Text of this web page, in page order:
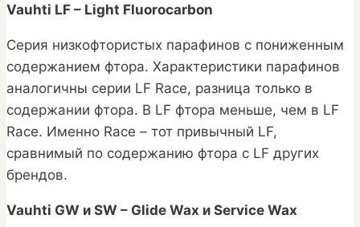
Vauhti LF – Light Fluorocarbon
Серия низкофтористых парафинов с пониженным
содержанием фтора. Характеристики парафинов
аналогичны серии LF Race, разница только в
содержании фтора. В LF фтора меньше, чем в LF
Race. Именно Race – тот привычный LF,
сравнимый по содержанию фтора с LF других
брендов.
Vauhti GW и SW – Glide Wax и Service Wax